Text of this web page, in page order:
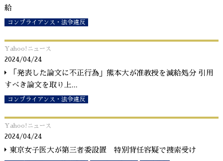
給
コンプライアンス・法令違反
Yahoo!ニュース
2024/04/24
「発表した論文に不正行為」熊本大が准教授を減給処分 引用
すべき論文を取り上 ...
コンプライアンス・法令違反
Yahoo!ニュース
2024/04/24
東京女子医大が第三者委設置 特別背任容疑で捜索受け